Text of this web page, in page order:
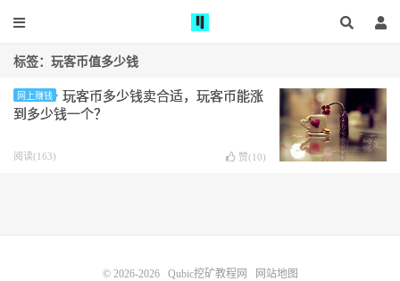
标签：玩客币值多少钱
网上赚钱
玩客币多少钱卖合适，玩客币能涨
到多少钱一个？
阅读(163) 赞(10)
© 2026-2026 Qubic挖矿教程网 网站地图